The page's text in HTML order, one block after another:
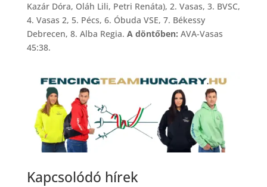
Kazár Dóra, Oláh Lili, Petri Renáta), 2. Vasas, 3. BVSC,
4. Vasas 2, 5. Pécs, 6. Óbuda VSE, 7. Békessy
Debrecen, 8. Alba Regia. A döntőben: AVA-Vasas
45:38.
Kapcsolódó hírek